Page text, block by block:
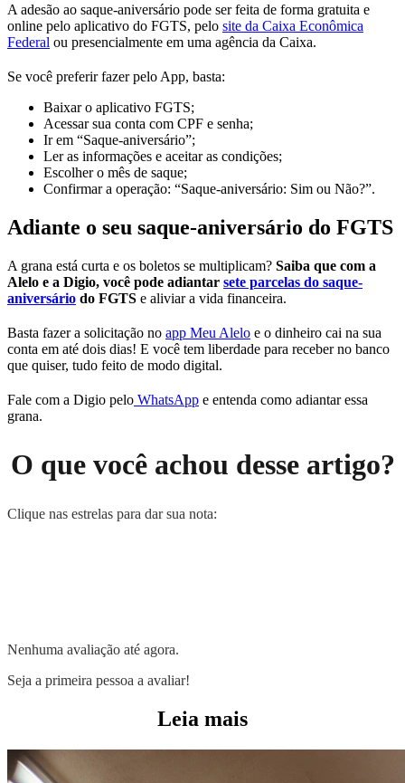
A adesão ao saque-aniversário pode ser feita de forma gratuita e
online pelo aplicativo do FGTS, pelo site da Caixa Econômica
Federal ou presencialmente em uma agência da Caixa.
Se você preferir fazer pelo App, basta:
Baixar o aplicativo FGTS;
Acessar sua conta com CPF e senha;
Ir em “Saque-aniversário”;
Ler as informações e aceitar as condições;
Escolher o mês de saque;
Confirmar a operação: “Saque-aniversário: Sim ou Não?”.
Adiante o seu saque-aniversário do FGTS
A grana está curta e os boletos se multiplicam? Saiba que com a
Alelo e a Digio, você pode adiantar sete parcelas do saque-
aniversário do FGTS e aliviar a vida financeira.
Basta fazer a solicitação no app Meu Alelo e o dinheiro cai na sua
conta em até dois dias! E você tem liberdade para receber no banco
que quiser, tudo feito de modo digital.
Fale com a Digio pelo WhatsApp e entenda como adiantar essa
grana.
O que você achou desse artigo?
Clique nas estrelas para dar sua nota:
Nenhuma avaliação até agora.
Seja a primeira pessoa a avaliar!
Leia mais